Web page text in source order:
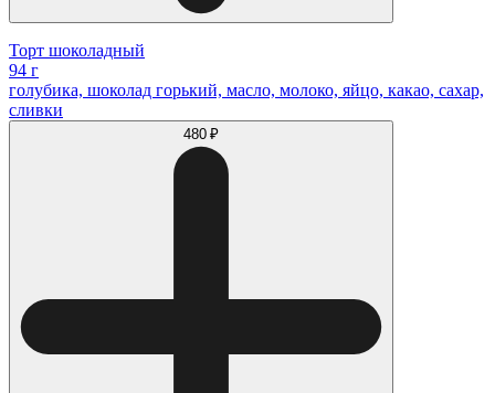
Торт шоколадный
94 г
голубика, шоколад горький, масло, молоко, яйцо, какао, сахар,
сливки
480 ₽